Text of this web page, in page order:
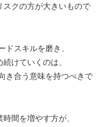
スクの方が大きいもので
ドスキルを磨き、
けていくのは、
き合う意味を持つべきで
間を増やす方が、